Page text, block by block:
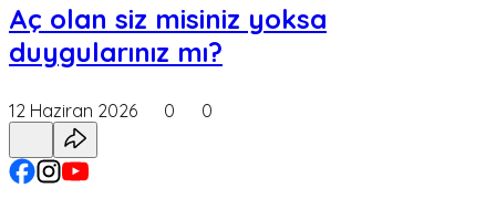
Aç olan siz misiniz yoksa
duygularınız mı?
12 Haziran 2026 0 0